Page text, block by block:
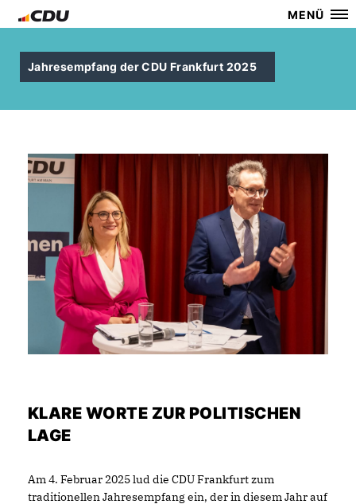
MENÜ
Jahresempfang der CDU Frankfurt 2025
KLARE WORTE ZUR POLITISCHEN
LAGE
Am 4. Februar 2025 lud die CDU Frankfurt zum
traditionellen Jahresempfang ein, der in diesem Jahr auf